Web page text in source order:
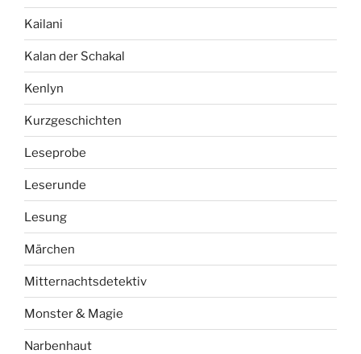
Kailani
Kalan der Schakal
Kenlyn
Kurzgeschichten
Leseprobe
Leserunde
Lesung
Märchen
Mitternachtsdetektiv
Monster & Magie
Narbenhaut